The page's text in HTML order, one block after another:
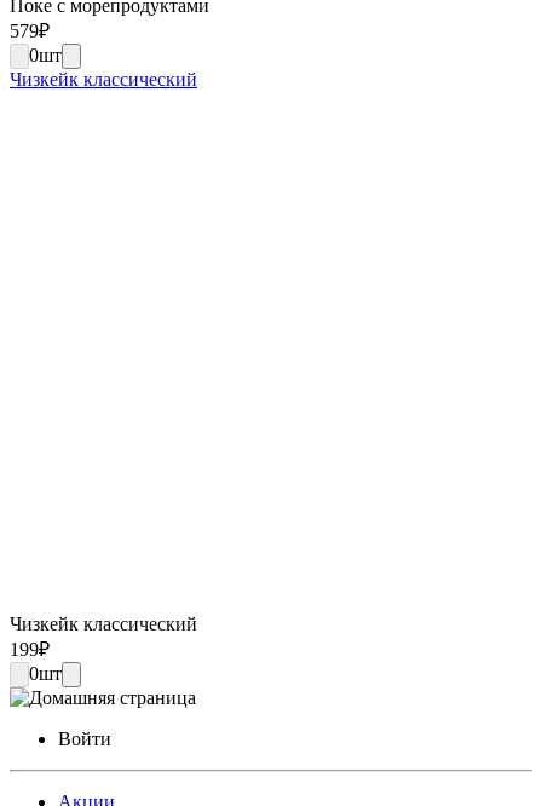
Поке с морепродуктами
579₽
0шт
Чизкейк классический
Чизкейк классический
199₽
0шт
Войти
Акции